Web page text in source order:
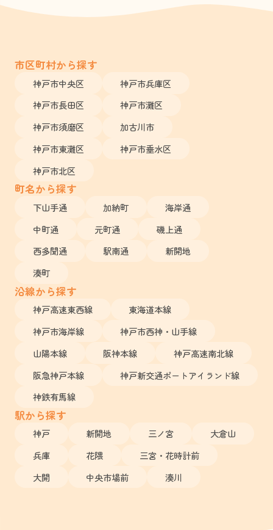
市区町村から探す
神戸市中央区
神戸市兵庫区
神戸市長田区
神戸市灘区
神戸市須磨区
加古川市
神戸市東灘区
神戸市垂水区
神戸市北区
町名から探す
下山手通 加納町
海岸通
中町通
元町通
磯上通
西多聞通
駅南通
新開地
湊町
沿線から探す
神戸高速東西線
東海道本線
神戸市海岸線
神戸市西神・山手線
山陽本線
阪神本線
神戸高速南北線
阪急神戸本線
神戸新交通ポートアイランド線
神鉄有馬線
駅から探す
神戸 新開地 三ノ宮
大倉山
兵庫
花隈
三宮・花時計前
大開
中央市場前 湊川